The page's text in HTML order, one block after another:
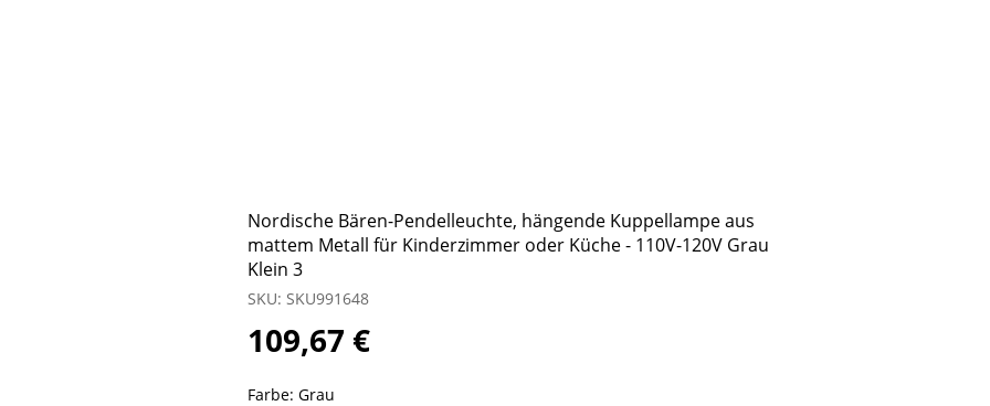
Nordische Bären-Pendelleuchte, hängende Kuppellampe aus
mattem Metall für Kinderzimmer oder Küche - 110V-120V Grau
Klein 3
SKU: SKU991648
109,67 €
Farbe: Grau